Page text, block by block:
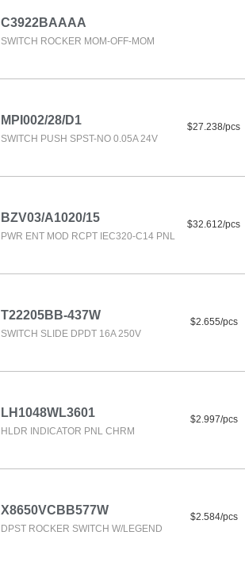
C3922BAAAA
SWITCH ROCKER MOM-OFF-MOM
MPI002/28/D1
SWITCH PUSH SPST-NO 0.05A 24V
$27.238/pcs
BZV03/A1020/15
PWR ENT MOD RCPT IEC320-C14 PNL
$32.612/pcs
T22205BB-437W
SWITCH SLIDE DPDT 16A 250V
$2.655/pcs
LH1048WL3601
HLDR INDICATOR PNL CHRM
$2.997/pcs
X8650VCBB577W
DPST ROCKER SWITCH W/LEGEND
$2.584/pcs